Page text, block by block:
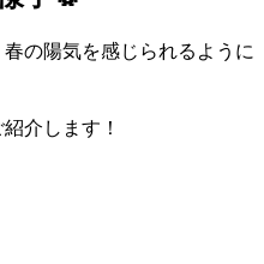
の陽気を感じられるように
介します！